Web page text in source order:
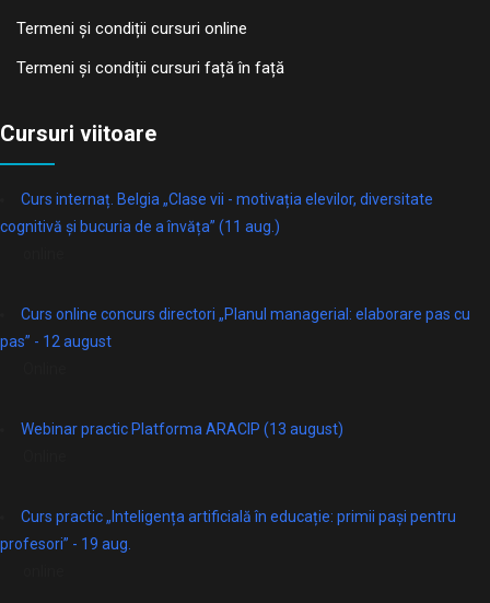
Termeni și condiții cursuri online
Termeni și condiții cursuri față în față
Cursuri viitoare
Curs internaț. Belgia „Clase vii - motivația elevilor, diversitate
cognitivă și bucuria de a învăța” (11 aug.)
Curs online concurs directori „Planul managerial: elaborare pas cu
pas” - 12 august
Webinar practic Platforma ARACIP (13 august)
Curs practic „Inteligența artificială în educație: primii pași pentru
profesori” - 19 aug.